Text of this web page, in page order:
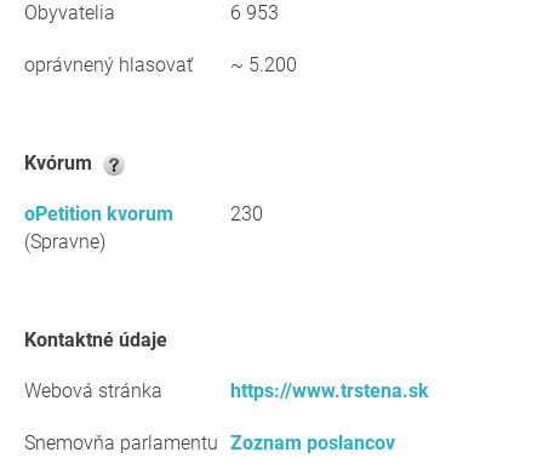
Obyvatelia 6 953
oprávnený hlasovať ~ 5.200
kvórum
oPetition kvorum
(Spravne)
230
kontaktné údaje
Webová stránka https://www.trstena.sk
Snemovňa parlamentu Zoznam poslancov